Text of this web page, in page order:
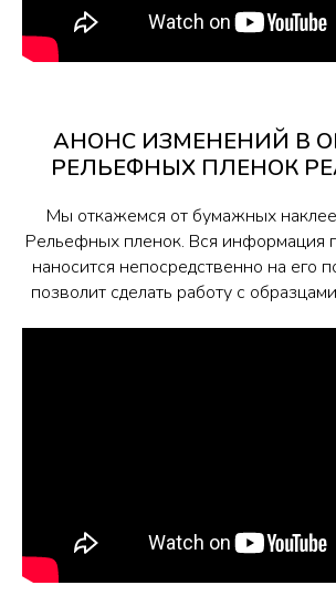
АНОНС ИЗМЕНЕНИЙ В
РЕЛЬЕФНЫХ ПЛЕНОК
Мы откажемся от бумажных
Рельефных пленок. Вся информация
наносится непосредственно на его
позволит сделать работу с